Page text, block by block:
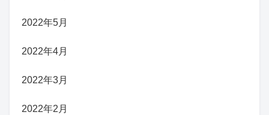
2022年5月
2022年4月
2022年3月
2022年2月